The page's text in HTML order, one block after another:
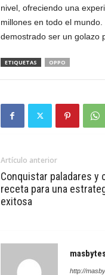
nivel, ofreciendo una
millones en todo el
demostrado ser un golazo
ETIQUETAS OPPO
Artículo anterior
Conquistar paladares y
receta para una
exitosa
http://